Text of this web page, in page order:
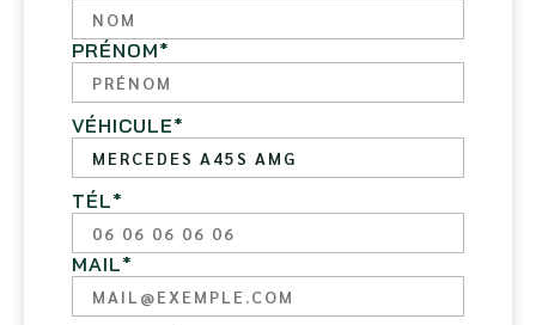
PRÉNOM*
VÉHICULE*
TÉL*
MAIL*